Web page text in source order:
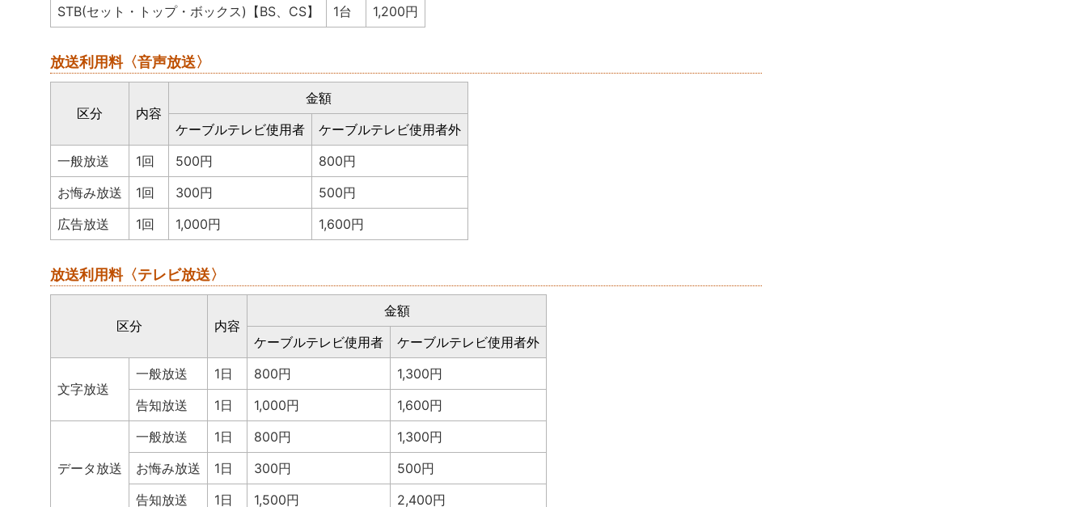
STB(セット・トップ・ボックス)【BS、CS】
1台 1,200円
放送利用料〈音声放送〉
区分 内容
金額
ケーブルテレビ使用者
ケーブルテレビ使用者外
一般放送
1回 500円
800円
お悔み放送
1回 300円
500円
広告放送
1回 1,000円 1,600円
放送利用料〈テレビ放送〉
区分 内容
金額
ケーブルテレビ使用者
ケーブルテレビ使用者外
文字放送
一般放送 1日 800円
1,300円
告知放送
1日 1,000円 1,600円
データ放送
一般放送 1日 800円
1,300円
お悔み放送
1日 300円
500円
告知放送
1日 1,500円 2,400円